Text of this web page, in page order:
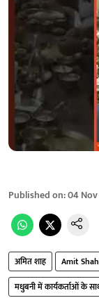
Published on:04
अमित शाह Amit
मधुबनी में कार्यकर्ताओं के